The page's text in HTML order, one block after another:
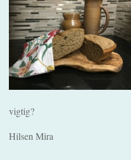
vigtig?
Hilsen Mira